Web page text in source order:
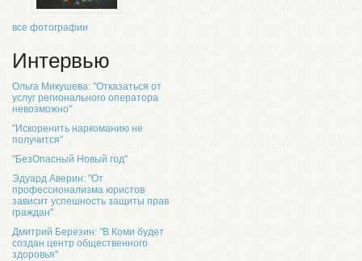
все фотографии
Интервью
Ольга Микушева: "Отказаться от
услуг регионального оператора
невозможно"
"Искоренить наркоманию не
получится"
"БезОпасный Новый год"
Эдуард Аверин: "От
профессионализма юристов
зависит успешность защиты прав
граждан"
Дмитрий Березин: "В Коми будет
создан центр общественного
здоровья"